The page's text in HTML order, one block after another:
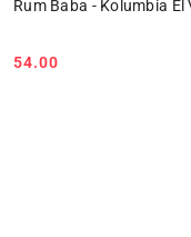
Rum Baba - Kolumbia El
Cena:
54.00